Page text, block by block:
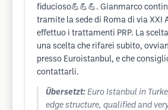
fiducioso💪💪💪. Gianmarco
tramite la sede di Roma di via XXI
effettuo i trattamenti PRP. La
una scelta che rifarei subito,
presso Euroistanbul, e che
contattarli.
Übersetzt: Euro Istanbul in
edge structure, qualified and